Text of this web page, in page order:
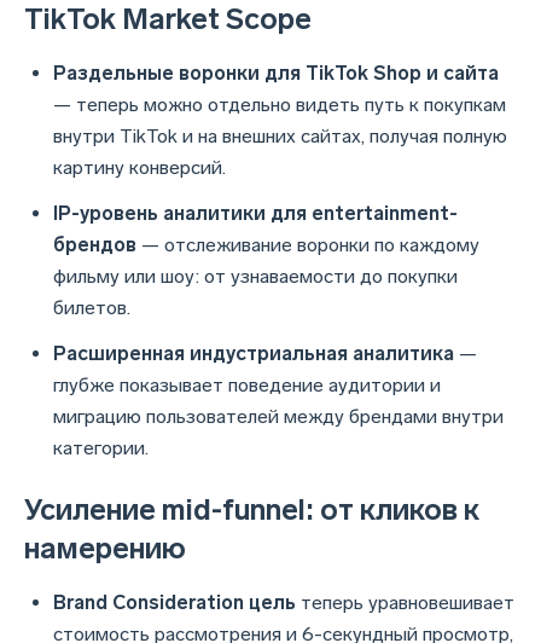
TikTok Market Scope
Раздельные воронки для TikTok Shop и сайта
— теперь можно отдельно видеть путь к покупкам
внутри TikTok и на внешних сайтах, получая полную
картину конверсий.
IP-уровень аналитики для entertainment-
брендов — отслеживание воронки по каждому
фильму или шоу: от узнаваемости до покупки
билетов.
Расширенная индустриальная аналитика —
глубже показывает поведение аудитории и
миграцию пользователей между брендами внутри
категории.
Усиление mid-funnel: от кликов к
намерению
Brand Consideration цель теперь уравновешивает
стоимость рассмотрения и 6-секундный просмотр,